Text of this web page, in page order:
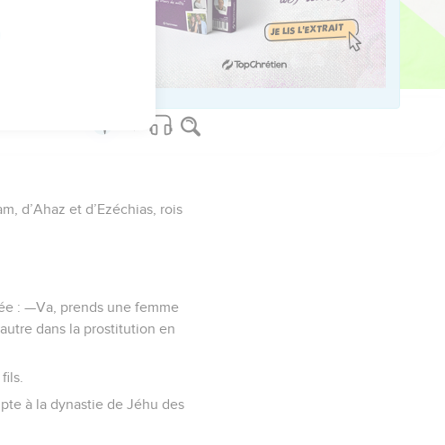
reserved worldwide.
d’Ahaz et d’Ezéchias, rois
: —Va, prends une femme
dans la prostitution en
à la dynastie de Jéhu des